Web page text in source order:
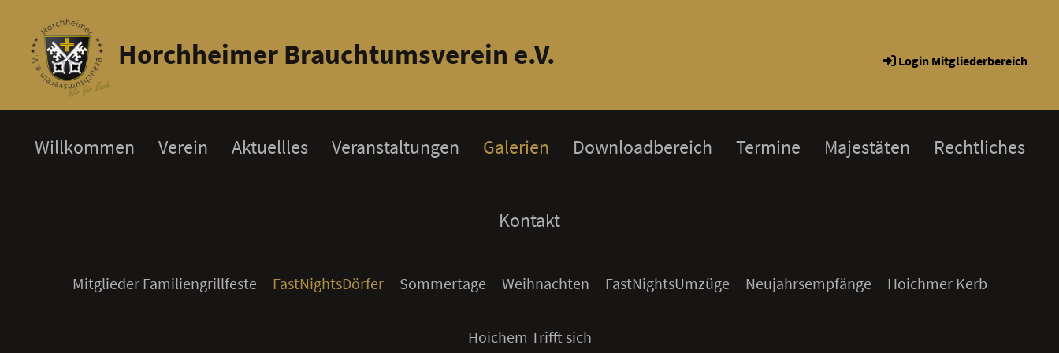
Horchheimer Brauchtumsverein e.V. Login Mitgliederbereich
Willkommen Verein Aktuellles Veranstaltungen Galerien Downloadbereich Termine Majestäten Rechtliches
Kontakt
Mitglieder Familiengrillfeste FastNightsDörfer Sommertage Weihnachten FastNightsUmzüge Neujahrsempfänge Hoichmer Kerb
Hoichem Trifft sich